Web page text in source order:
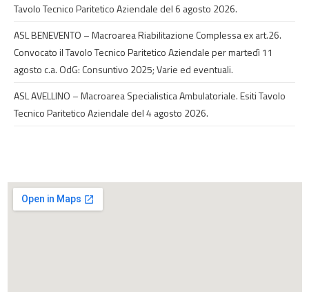
Tavolo Tecnico Paritetico Aziendale del 6 agosto 2026.
ASL BENEVENTO – Macroarea Riabilitazione Complessa ex art.26.
Convocato il Tavolo Tecnico Paritetico Aziendale per martedì 11
agosto c.a. OdG: Consuntivo 2025; Varie ed eventuali.
ASL AVELLINO – Macroarea Specialistica Ambulatoriale. Esiti Tavolo
Tecnico Paritetico Aziendale del 4 agosto 2026.